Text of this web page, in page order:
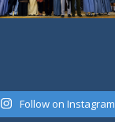
Follow on Instagram